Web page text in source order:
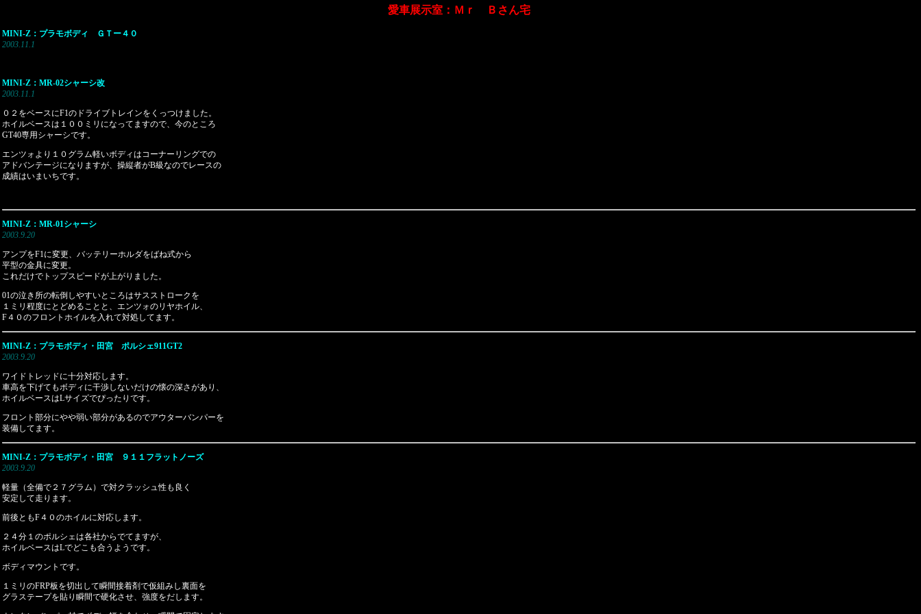
愛車展示室：Ｍｒ Ｂさん宅
MINI-Z：プラモボディ ＧＴー４０
2003.11.1
MINI-Z：MR-02シャーシ改
2003.11.1
０２をベースにF1のドライブトレインをくっつけました。
ホイルベースは１００ミリになってますので、今のところ
GT40専用シャーシです。
エンツォより１０グラム軽いボディはコーナーリングでの
アドバンテージになりますが、操縦者がB級なのでレースの
成績はいまいちです。
MINI-Z：MR-01シャーシ
2003.9.20
アンプをF1に変更、バッテリーホルダをばね式から
平型の金具に変更。
これだけでトップスピードが上がりました。
01の泣き所の転倒しやすいところはサスストロークを
１ミリ程度にとどめることと、エンツォのリヤホイル、
F４０のフロントホイルを入れて対処してます。
MINI-Z：プラモボディ・田宮 ポルシェ911GT2
2003.9.20
ワイドトレッドに十分対応します。
車高を下げてもボディに干渉しないだけの懐の深さがあり、
ホイルベースはLサイズでぴったりです。
フロント部分にやや弱い部分があるのでアウターバンパーを
装備してます。
MINI-Z：プラモボディ・田宮 ９１１フラットノーズ
2003.9.20
軽量（全備で２７グラム）で対クラッシュ性も良く
安定して走ります。
前後ともF４０のホイルに対応します。
２４分１のポルシェは各社からでてますが、
ホイルベースはLでどこも合うようです。
ボディマウントです。
１ミリのFRP板を切出して瞬間接着剤で仮組みし裏面を
グラステープを貼り瞬間で硬化させ、強度をだします。